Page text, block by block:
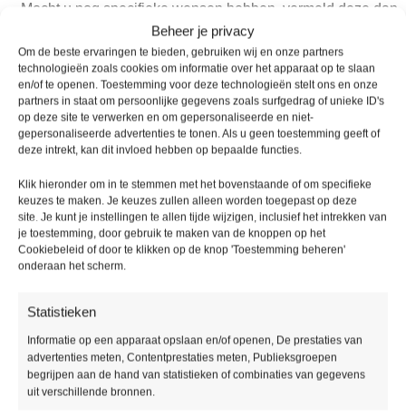
Beheer je privacy
Om de beste ervaringen te bieden, gebruiken wij en onze partners
technologieën zoals cookies om informatie over het apparaat op te slaan
en/of te openen. Toestemming voor deze technologieën stelt ons en onze
partners in staat om persoonlijke gegevens zoals surfgedrag of unieke ID's
op deze site te verwerken en om gepersonaliseerde en niet-
gepersonaliseerde advertenties te tonen. Als u geen toestemming geeft of
deze intrekt, kan dit invloed hebben op bepaalde functies.
Klik hieronder om in te stemmen met het bovenstaande of om specifieke
keuzes te maken. Je keuzes zullen alleen worden toegepast op deze
site. Je kunt je instellingen te allen tijde wijzigen, inclusief het intrekken van
je toestemming, door gebruik te maken van de knoppen op het
Cookiebeleid of door te klikken op de knop 'Toestemming beheren'
onderaan het scherm.
Statistieken
Informatie op een apparaat opslaan en/of openen, De prestaties van
advertenties meten, Contentprestaties meten, Publieksgroepen
begrijpen aan de hand van statistieken of combinaties van gegevens
uit verschillende bronnen.
Mocht u nog specifieke wensen hebben, vermeld deze dan
Bel voor vragen 085 – 016 38 81 of mail
info@picobellovloeren.nl
Levering
binnen
Ruime
assortiment
Specialisten
gegarandeerd
Producteigenschappen
Soort vloer: Lijm PVC vloer
Aantal planken per pak:
Dikte:2,5 mm
Breedte:22,8 cm
Lengte:121,9 cm